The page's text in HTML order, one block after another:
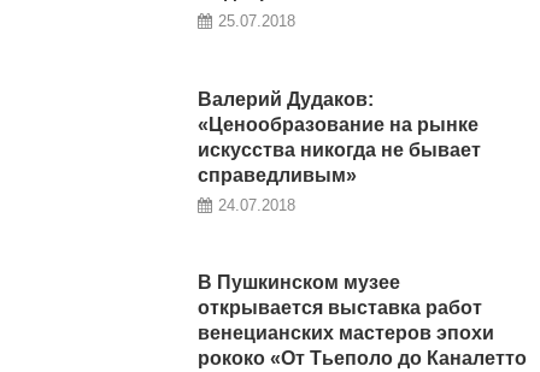
25.07.2018
Валерий Дудаков:
«Ценообразование на рынке
искусства никогда не бывает
справедливым»
24.07.2018
В Пушкинском музее
открывается выставка работ
венецианских мастеров эпохи
рококо «От Тьеполо до Каналетто